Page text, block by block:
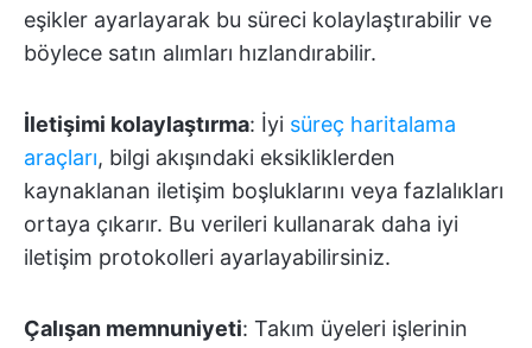
eşikler ayarlayarak bu süreci kolaylaştırabilir ve
böylece satın alımları hızlandırabilir.
İletişimi kolaylaştırma: İyi süreç haritalama
araçları, bilgi akışındaki eksikliklerden
kaynaklanan iletişim boşluklarını veya fazlalıkları
ortaya çıkarır. Bu verileri kullanarak daha iyi
iletişim protokolleri ayarlayabilirsiniz.
Çalışan memnuniyeti: Takım üyeleri işlerinin